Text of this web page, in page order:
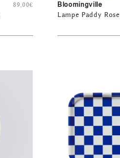
89,00€ Bloomingville
Lampe Paddy Rose